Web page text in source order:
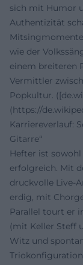
sich mit Humor
Authentizität
wie der
einem breiteren
Vermittler
Popkultur.
(https://
Karriereverlauf:
Gitarre“
Hefter ist
erfolgreich. Mit
druckvolle Live-
erdig, mit
Parallel tourt er
(mit Keller Steff
Witz und